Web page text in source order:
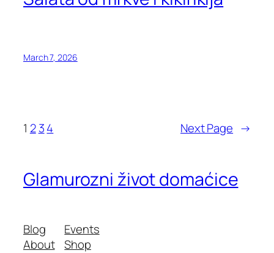
March 7, 2026
1 2 34 Next Page →
Glamurozni život domaćice
Blog
About
Events
Shop